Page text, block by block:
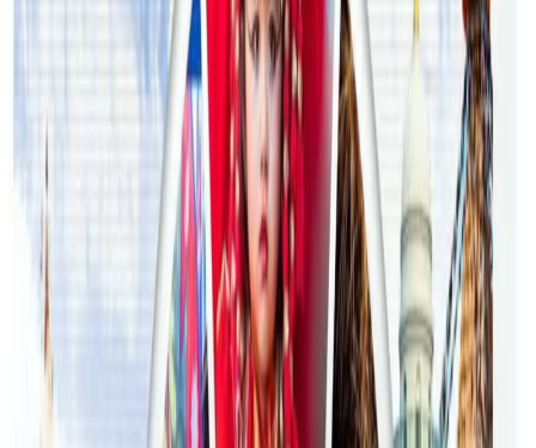
२०२६ जुलाई २४
अन्तर्राष्ट्रिय विद्यार्थी आकर्षित गर्न भिक्टोरियाले बनायो
फिफा विश्वकपमा अस्ट्रेलियाको टोलीका लागि
रणनीति बनाउने नेपाली युवा
२०२६ जुलाई २३
एनपिएल अष्ट्रेलियाको पाँचौं संस्करणमा कृष्ण कार्की